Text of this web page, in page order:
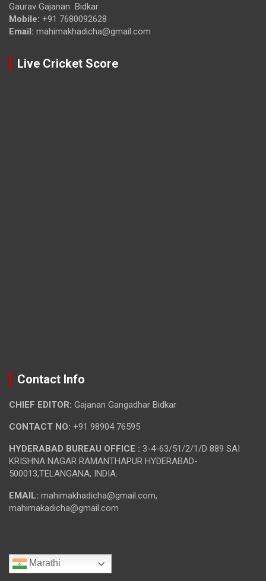
Gaurav Gajanan Bidkar
Mobile: +91 7680092628
Email: mahimakhadicha@gmail.com
Live Cricket Score
Contact Info
CHIEF EDITOR: Gajanan Gangadhar Bidkar
CONTACT NO: +91 98904 76595
HYDERABAD BUREAU OFFICE : 3-4-63/51/2/1/D 889 SAI
KRISHNA NAGAR RAMANTHAPUR HYDERABAD-
500013,TELANGANA, INDIA.
EMAIL: mahimakhadicha@gmail.com,
mahimakadicha@gmail.com
Marathi